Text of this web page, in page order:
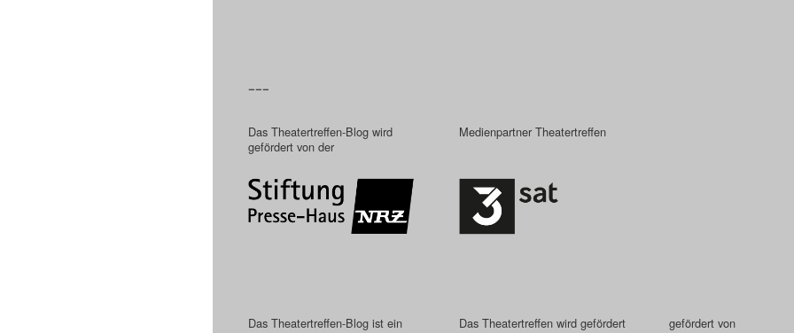
–––
Das Theatertreffen-Blog wird
gefördert von der
Medienpartner Theatertreffen
Das Theatertreffen-Blog ist ein
Das Theatertreffen wird gefördert
gefördert von